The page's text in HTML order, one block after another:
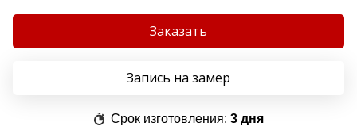
Заказать
Запись на замер
Срок изготовления: 3 дня